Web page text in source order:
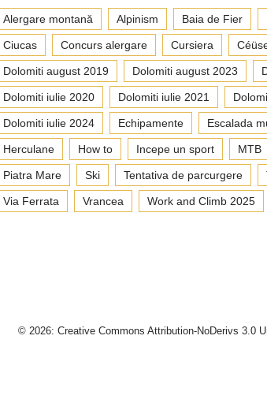
Alergare montană Alpinism Baia de Fier
Ciucas Concurs alergare Cursiera
Dolomiti august 2019 Dolomiti august 2023
Dolomiti iulie 2020 Dolomiti iulie 2021
Dolomiti iulie 2024 Echipamente Escalada
Herculane How to Incepe un sport MTB
Piatra Mare Ski Tentativa de parcurgere
Via Ferrata Vrancea Work and Climb 2025
© 2026: Creative Commons Attribution-NoDerivs 3.0